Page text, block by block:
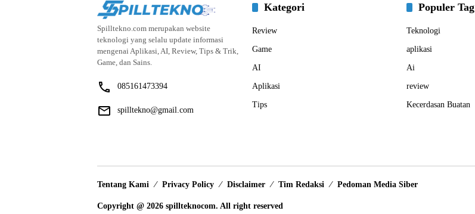
Spilltekno.com merupakan website
teknologi yang selalu update informasi
mengenai Aplikasi, AI, Review, Tips & Trik,
Game, dan Sains.
085161473394
spilltekno@gmail.com
Kategori
Review
Game
AI
Aplikasi
Tips
Populer Tag
Teknologi
aplikasi
Ai
review
Kecerdasan Buatan
Tentang Kami Privacy Policy Disclaimer Tim Redaksi Pedoman Media Siber
Copyright @ 2026 spillteknocom. All right reserved